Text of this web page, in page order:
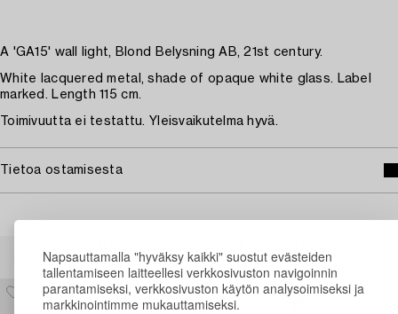
Napsauttamalla "hyväksy kaikki" suostut evästeiden
tallentamiseen laitteellesi verkkosivuston navigoinnin
parantamiseksi, verkkosivuston käytön analysoimiseksi ja
markkinointimme mukauttamiseksi.
A 'GA15' wall light, Blond Belysning AB, 21st century.
White lacquered metal, shade of opaque white glass. Label
marked. Length 115 cm.
Toimivuutta ei testattu. Yleisvaikutelma hyvä.
Tietoa ostamisesta